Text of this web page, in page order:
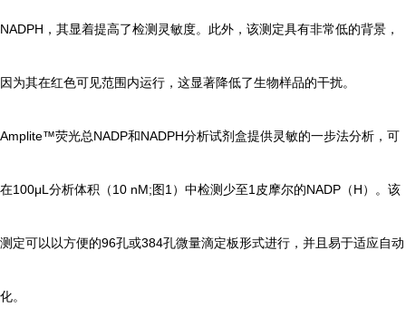
NADPH，其显着提高了检测灵敏度。此外，该测定具有非常低的背景，
因为其在红色可见范围内运行，这显著降低了生物样品的干扰。
Amplite™荧光总NADP和NADPH分析试剂盒提供灵敏的一步法分析，可
在100μL分析体积（10 nM;图1）中检测少至1皮摩尔的NADP（H）。该
测定可以以方便的96孔或384孔微量滴定板形式进行，并且易于适应自动
化。